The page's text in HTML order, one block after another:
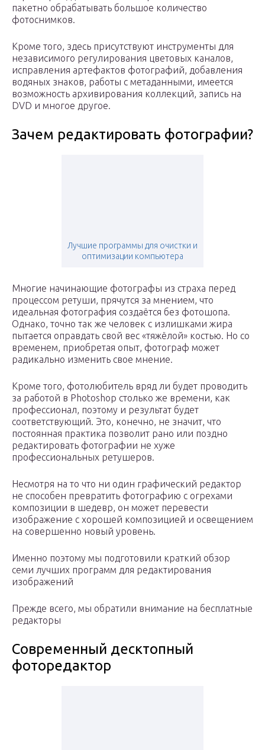
пакетно обрабатывать большое количество
фотоснимков.
Кроме того, здесь присутствуют инструменты для
независимого регулирования цветовых каналов,
исправления артефактов фотографий, добавления
водяных знаков, работы с метаданными, имеется
возможность архивирования коллекций, запись на
DVD и многое другое.
Зачем редактировать фотографии?
Лучшие программы для очистки и
оптимизации компьютера
Многие начинающие фотографы из страха перед
процессом ретуши, прячутся за мнением, что
идеальная фотография создаётся без фотошопа.
Однако, точно так же человек с излишками жира
пытается оправдать свой вес «тяжёлой» костью. Но со
временем, приобретая опыт, фотограф может
радикально изменить свое мнение.
Кроме того, фотолюбитель вряд ли будет проводить
за работой в Photoshop столько же времени, как
профессионал, поэтому и результат будет
соответствующий. Это, конечно, не значит, что
постоянная практика позволит рано или поздно
редактировать фотографии не хуже
профессиональных ретушеров.
Несмотря на то что ни один графический редактор
не способен превратить фотографию с огрехами
композиции в шедевр, он может перевести
изображение с хорошей композицией и освещением
на совершенно новый уровень.
Именно поэтому мы подготовили краткий обзор
семи лучших программ для редактирования
изображений
Прежде всего, мы обратили внимание на бесплатные
редакторы
Современный десктопный
фоторедактор